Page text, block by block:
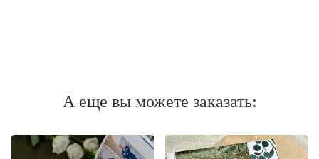
А еще вы можете заказать: